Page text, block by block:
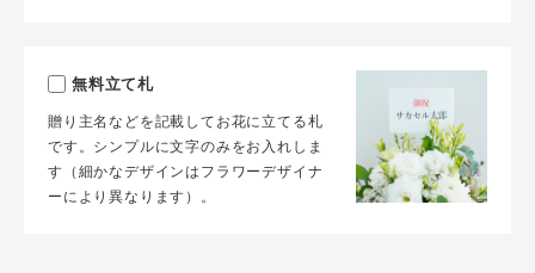
無料立て札
贈り主名などを記載してお花に立てる札
です。シンプルに文字のみをお入れしま
す（細かなデザインはフラワーデザイナ
ーにより異なります）。